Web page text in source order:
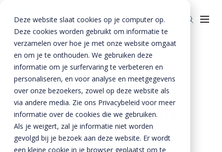
Deze website slaat cookies op je computer op.
Deze cookies worden gebruikt om informatie te
verzamelen over hoe je met onze website omgaat
en om je te onthouden. We gebruiken deze
informatie om je surfervaring te verbeteren en
personaliseren, en voor analyse en meetgegevens
over onze bezoekers, zowel op deze website als
via andere media. Zie ons Privacybeleid voor meer
informatie over de cookies die we gebruiken.
Als je weigert, zal je informatie niet worden
gevolgd bij je bezoek aan deze website. Er wordt
een kleine cookie in je browser geplaatst om te
Over ons
Over ons
BTE-bedrijven
Historie
Nieuws & Media
Veiligheid
Duurzaamheid
Kennis
Innovatie
Home »BTE - Nieuws & Media
BTE - Nieuws & Media
De laatste BTE-wetenswaardigheden